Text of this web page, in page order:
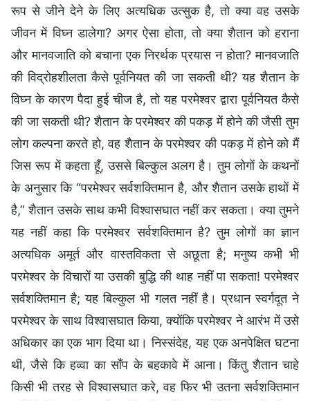
रूप से जीने देने के लिए अत्यधिक उत्सुक है, तो क्या वह उसके
जीवन में विघ्न डालेगा? अगर ऐसा होता, तो क्या शैतान को हराना
और मानवजाति को बचाना एक निरर्थक प्रयास न होता? मानवजाति
की विद्रोहशीलता कैसे पूर्वनियत की जा सकती थी? यह शैतान के
विघ्न के कारण पैदा हुई चीज है, तो यह परमेश्वर द्वारा पूर्वनियत कैसे
की जा सकती थी? शैतान के परमेश्वर की पकड़ में होने की जैसी तुम
लोग कल्पना करते हो, वह शैतान के परमेश्वर की पकड़ में होने को मैं
जिस रूप में कहता हूँ, उससे बिल्कुल अलग है। तुम लोगों के कथनों
के अनुसार कि “परमेश्वर सर्वशक्तिमान है, और शैतान उसके हाथों में
है,” शैतान उसके साथ कभी विश्वासघात नहीं कर सकता। क्या तुमने
यह नहीं कहा कि परमेश्वर सर्वशक्तिमान है? तुम लोगों का ज्ञान
अत्यधिक अमूर्त और वास्तविकता से अछूता है; मनुष्य कभी भी
परमेश्वर के विचारों या उसकी बुद्धि की थाह नहीं पा सकता! परमेश्वर
सर्वशक्तिमान है; यह बिल्कुल भी गलत नहीं है। प्रधान स्वर्गदूत ने
परमेश्वर के साथ विश्वासघात किया, क्योंकि परमेश्वर ने आरंभ में उसे
अधिकार का एक भाग दिया था। निस्संदेह, यह एक अनपेक्षित घटना
थी, जैसे कि हव्वा का साँप के बहकावे में आना। किंतु शैतान चाहे
किसी भी तरह से विश्वासघात करे, वह फिर भी उतना सर्वशक्तिमान